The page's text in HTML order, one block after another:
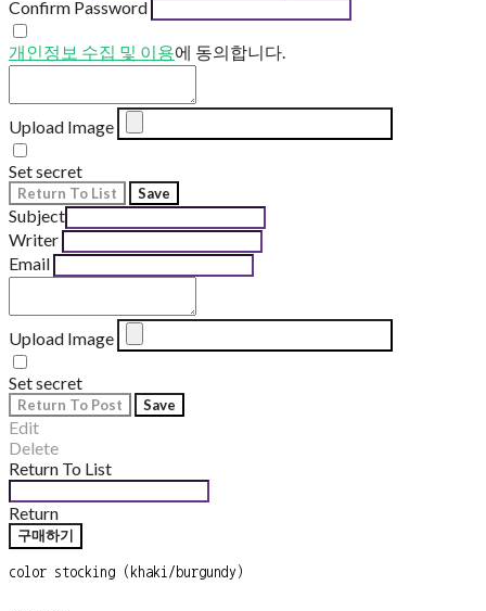
Confirm Password
개인정보 수집 및 이용에 동의합니다.
Upload Image
Set secret
Return To List Save
Subject
Writer
Email
Upload Image
Set secret
Return To Post Save
Edit
Delete
Return To List
Return
구매하기
color stocking (khaki/burgundy)